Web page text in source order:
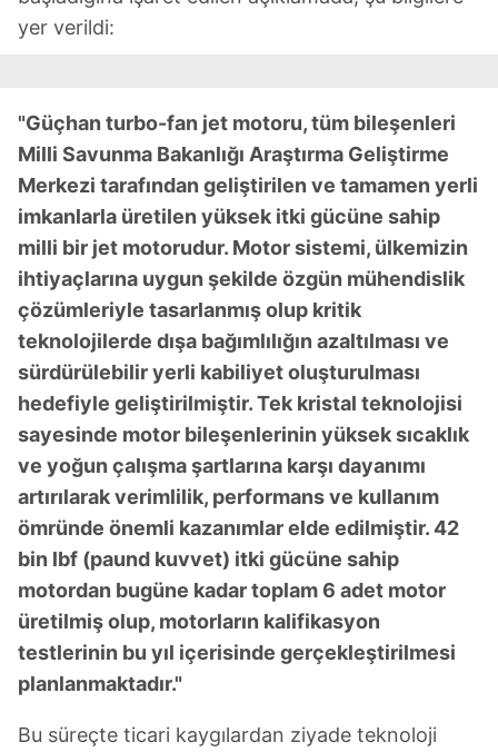
yer verildi:
"Güçhan turbo-fan jet motoru, tüm bileşenleri
Milli Savunma Bakanlığı Araştırma Geliştirme
Merkezi tarafından geliştirilen ve tamamen yerli
imkanlarla üretilen yüksek itki gücüne sahip
milli bir jet motorudur. Motor sistemi, ülkemizin
ihtiyaçlarına uygun şekilde özgün mühendislik
çözümleriyle tasarlanmış olup kritik
teknolojilerde dışa bağımlılığın azaltılması ve
sürdürülebilir yerli kabiliyet oluşturulması
hedefiyle geliştirilmiştir. Tek kristal teknolojisi
sayesinde motor bileşenlerinin yüksek sıcaklık
ve yoğun çalışma şartlarına karşı dayanımı
artırılarak verimlilik, performans ve kullanım
ömründe önemli kazanımlar elde edilmiştir. 42
bin lbf (paund kuvvet) itki gücüne sahip
motordan bugüne kadar toplam 6 adet motor
üretilmiş olup, motorların kalifikasyon
testlerinin bu yıl içerisinde gerçekleştirilmesi
planlanmaktadır."
Bu süreçte ticari kaygılardan ziyade teknoloji